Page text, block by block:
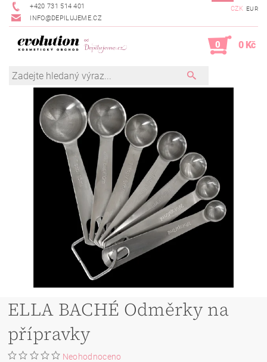
+420 731 514 401
INFO@DEPILUJEME.CZ
CZK EUR
0 0 Kč
ELLA BACHÉ Odměrky na
přípravky
Neohodnoceno